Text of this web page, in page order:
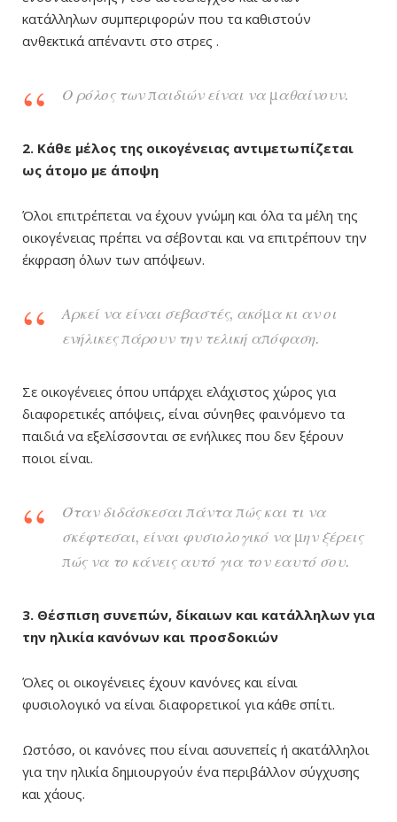
κατάλληλων συμπεριφορών που τα καθιστούν
ανθεκτικά απέναντι στο στρες .
Ο ρόλος των παιδιών είναι να μαθαίνουν.
2. Κάθε μέλος της οικογένειας αντιμετωπίζεται
ως άτομο με άποψη
Όλοι επιτρέπεται να έχουν γνώμη και όλα τα μέλη της
οικογένειας πρέπει να σέβονται και να επιτρέπουν την
έκφραση όλων των απόψεων.
Αρκεί να είναι σεβαστές, ακόμα κι αν οι
ενήλικες πάρουν την τελική απόφαση.
Σε οικογένειες όπου υπάρχει ελάχιστος χώρος για
διαφορετικές απόψεις, είναι σύνηθες φαινόμενο τα
παιδιά να εξελίσσονται σε ενήλικες που δεν ξέρουν
ποιοι είναι.
Όταν διδάσκεσαι πάντα πώς και τι να
σκέφτεσαι, είναι φυσιολογικό να μην ξέρεις
πώς να το κάνεις αυτό για τον εαυτό σου.
3. Θέσπιση συνεπών, δίκαιων και κατάλληλων για
την ηλικία κανόνων και προσδοκιών
Όλες οι οικογένειες έχουν κανόνες και είναι
φυσιολογικό να είναι διαφορετικοί για κάθε σπίτι.
Ωστόσο, οι κανόνες που είναι ασυνεπείς ή ακατάλληλοι
για την ηλικία δημιουργούν ένα περιβάλλον σύγχυσης
και χάους.